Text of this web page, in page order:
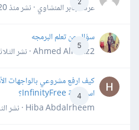
عرفه جابر المنشاوي · نشرمنذ 20 ساعة
5
سؤال عن تعلم البرمجه
Ahmed Alhafiz2 · نشر
4
كيف ارفع مشروعي بالواجهات
استضافة InfinityFree؟
Hiba Abdalrheem · نشر